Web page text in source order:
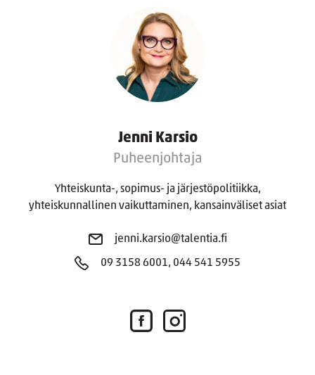
Jenni Karsio
Puheenjohtaja
Yhteiskunta-, sopimus- ja järjestöpolitiikka,
yhteiskunnallinen vaikuttaminen, kansainväliset asiat
jenni.karsio@talentia.fi
09 3158 6001, 044 541 5955